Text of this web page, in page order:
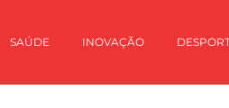
SAÚDE INOVAÇÃO